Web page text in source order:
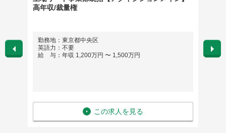
高年収/裁量権
勤務地：東京都中央区
英語力：不要
給 与：年収 1,200万円 〜 1,500万円
この求人を見る
勤務
英語
給